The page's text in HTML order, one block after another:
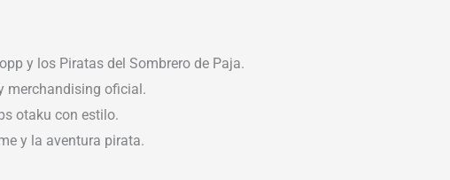
y los Piratas del Sombrero de Paja.
merchandising oficial.
otaku con estilo.
y la aventura pirata.